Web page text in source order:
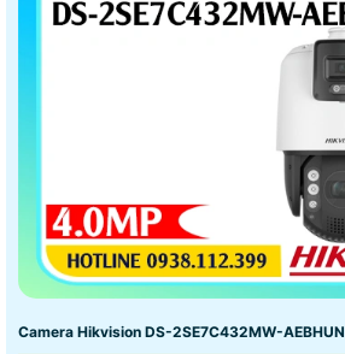
Camera Hikvision DS-2SE7C432MW-AEBHUN